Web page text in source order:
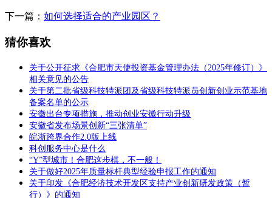
下一篇： 如何选择适合的产业园区？
猜你喜欢
关于公开征求《合肥市天使投资基金管理办法（2025年修订）》
相关意见的公告
关于第二批省级科技特派团及省级科技特派员创新创业示范基地
备案名单的公示
安徽出台专项措施，推动创业安徽行动升级
安徽省发布场景创新“三张清单”
皖浙跨界合作2.0版上线
科创服务中心是什么
“Y”型城市！合肥这步棋，不一般！
关于做好2025年质量标杆典型经验申报工作的通知
关于印发《合肥经济技术开发区支持产业创新研发政策（暂
行）》的通知